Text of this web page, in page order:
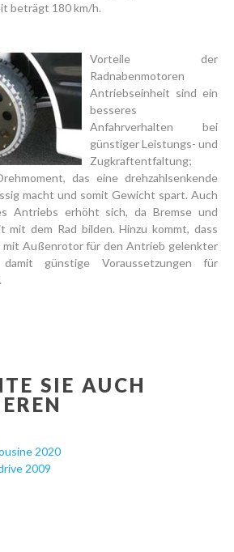
beträgt 180 km/h.
Vorteile der
Radnabenmotoren
Antriebseinheit sind ein
besseres
Anfahrverhalten bei
günstiger Leistungs- und
Zugkraftentfaltung;
das eine drehzahlsenkende
macht und somit Gewicht spart. Auch
Antriebs erhöht sich, da Bremse und
mit dem Rad bilden. Hinzu kommt, dass
mit Außenrotor für den Antrieb gelenkter
günstige Voraussetzungen für
SIE AUCH
2020
2009